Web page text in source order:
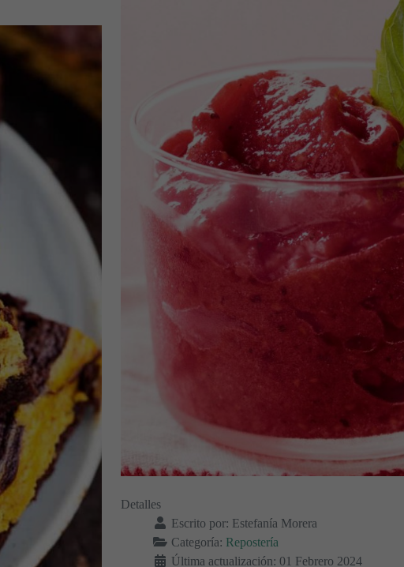
Detalles
Escrito por: Estefanía Morera
Categoría: Repostería
Última actualización: 01 Febrero 2024